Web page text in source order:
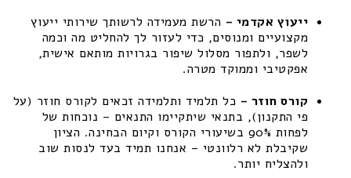
ייעוץ אקדמי – הרשת מעמידה לרשותך שירותי ייעוץ
מקצועיים ומנוסים, כדי לעזור לך להחליט מה וכמה
לשפר, ולתפור מסלול שיפור בגרויות מותאם אישית,
אפקטיבי וממוקד מטרה.
קורס חוזר – כל תלמיד ותלמידה זכאים לקורס חוזר (על
פי התקנון), בתנאי שיתקיימו התנאים – נוכחות של
לפחות 90% בשיעורי הקורס וקיום הבחינה. הציון
שקיבלת לא רלוונטי – אנחנו תמיד בעד לנסות שוב
ולהצליח יותר.